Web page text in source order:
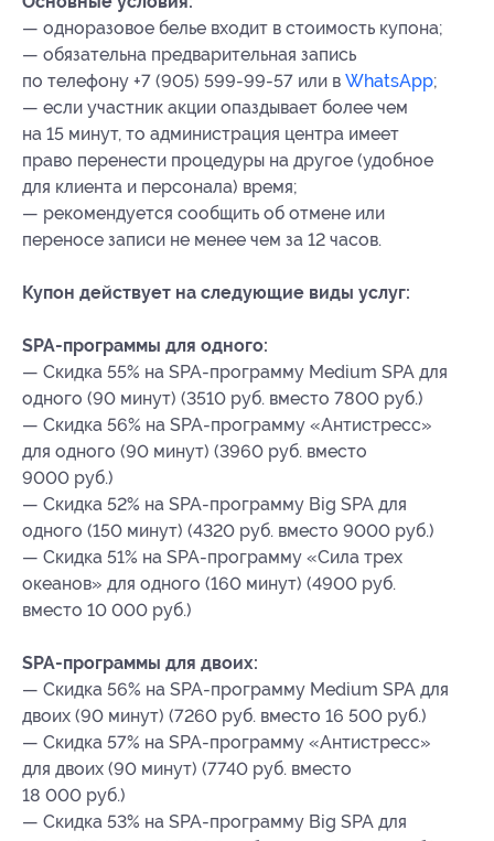
— одноразовое белье входит в стоимость купона;
— обязательна предварительная запись
по телефону +7 (905) 599-99-57 или в WhatsApp;
— если участник акции опаздывает более чем
на 15 минут, то администрация центра имеет
право перенести процедуры на другое (удобное
для клиента и персонала) время;
— рекомендуется сообщить об отмене или
переносе записи не менее чем за 12 часов.
Купон действует на следующие виды услуг:
SPA-программы для одного:
— Скидка 55% на SPA-программу Medium SPA для
одного (90 минут) (3510 руб. вместо 7800 руб.)
— Скидка 56% на SPA-программу «Антистресс»
для одного (90 минут) (3960 руб. вместо
9000 руб.)
— Скидка 52% на SPA-программу Big SPA для
одного (150 минут) (4320 руб. вместо 9000 руб.)
— Скидка 51% на SPA-программу «Сила трех
океанов» для одного (160 минут) (4900 руб.
вместо 10 000 руб.)
SPA-программы для двоих:
— Скидка 56% на SPA-программу Medium SPA для
двоих (90 минут) (7260 руб. вместо 16 500 руб.)
— Скидка 57% на SPA-программу «Антистресс»
для двоих (90 минут) (7740 руб. вместо
18 000 руб.)
— Скидка 53% на SPA-программу Big SPA для